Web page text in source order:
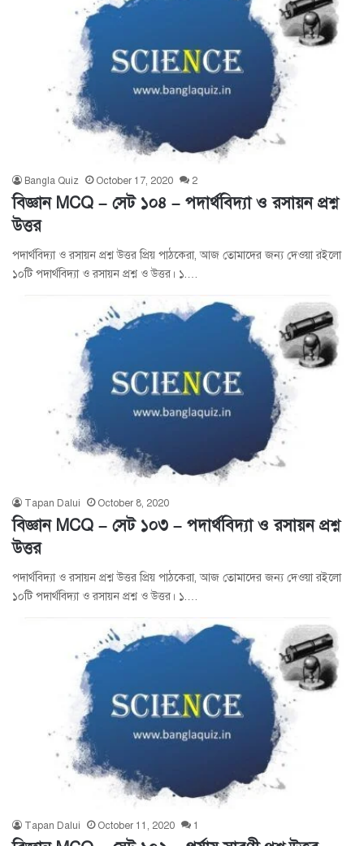
Bangla Quiz October 17, 2020 2
বিজ্ঞান MCQ – সেট ১০৪ – পদার্থবিদ্যা ও রসায়ন প্রশ্ন
উত্তর
পদার্থবিদ্যা ও রসায়ন প্রশ্ন উত্তর প্রিয় পাঠকেরা, আজ তোমাদের জন্য দেওয়া রইলো
১০টি পদার্থবিদ্যা ও রসায়ন প্রশ্ন ও উত্তর। ১.…
Tapan Dalui October 8, 2020
বিজ্ঞান MCQ – সেট ১০৩ – পদার্থবিদ্যা ও রসায়ন প্রশ্ন
উত্তর
পদার্থবিদ্যা ও রসায়ন প্রশ্ন উত্তর প্রিয় পাঠকেরা, আজ তোমাদের জন্য দেওয়া রইলো
১০টি পদার্থবিদ্যা ও রসায়ন প্রশ্ন ও উত্তর। ১.…
Tapan Dalui October 11, 2020 1